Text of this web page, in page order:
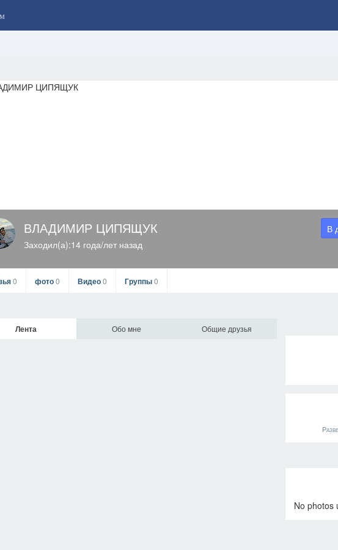
ВЛАДИМИР ЦИПЯЩУК
Заходил(а):14 года/лет назад
В
0 фото0 Видео0 Группы0
No photos
Лента Обо мне Общие друзья